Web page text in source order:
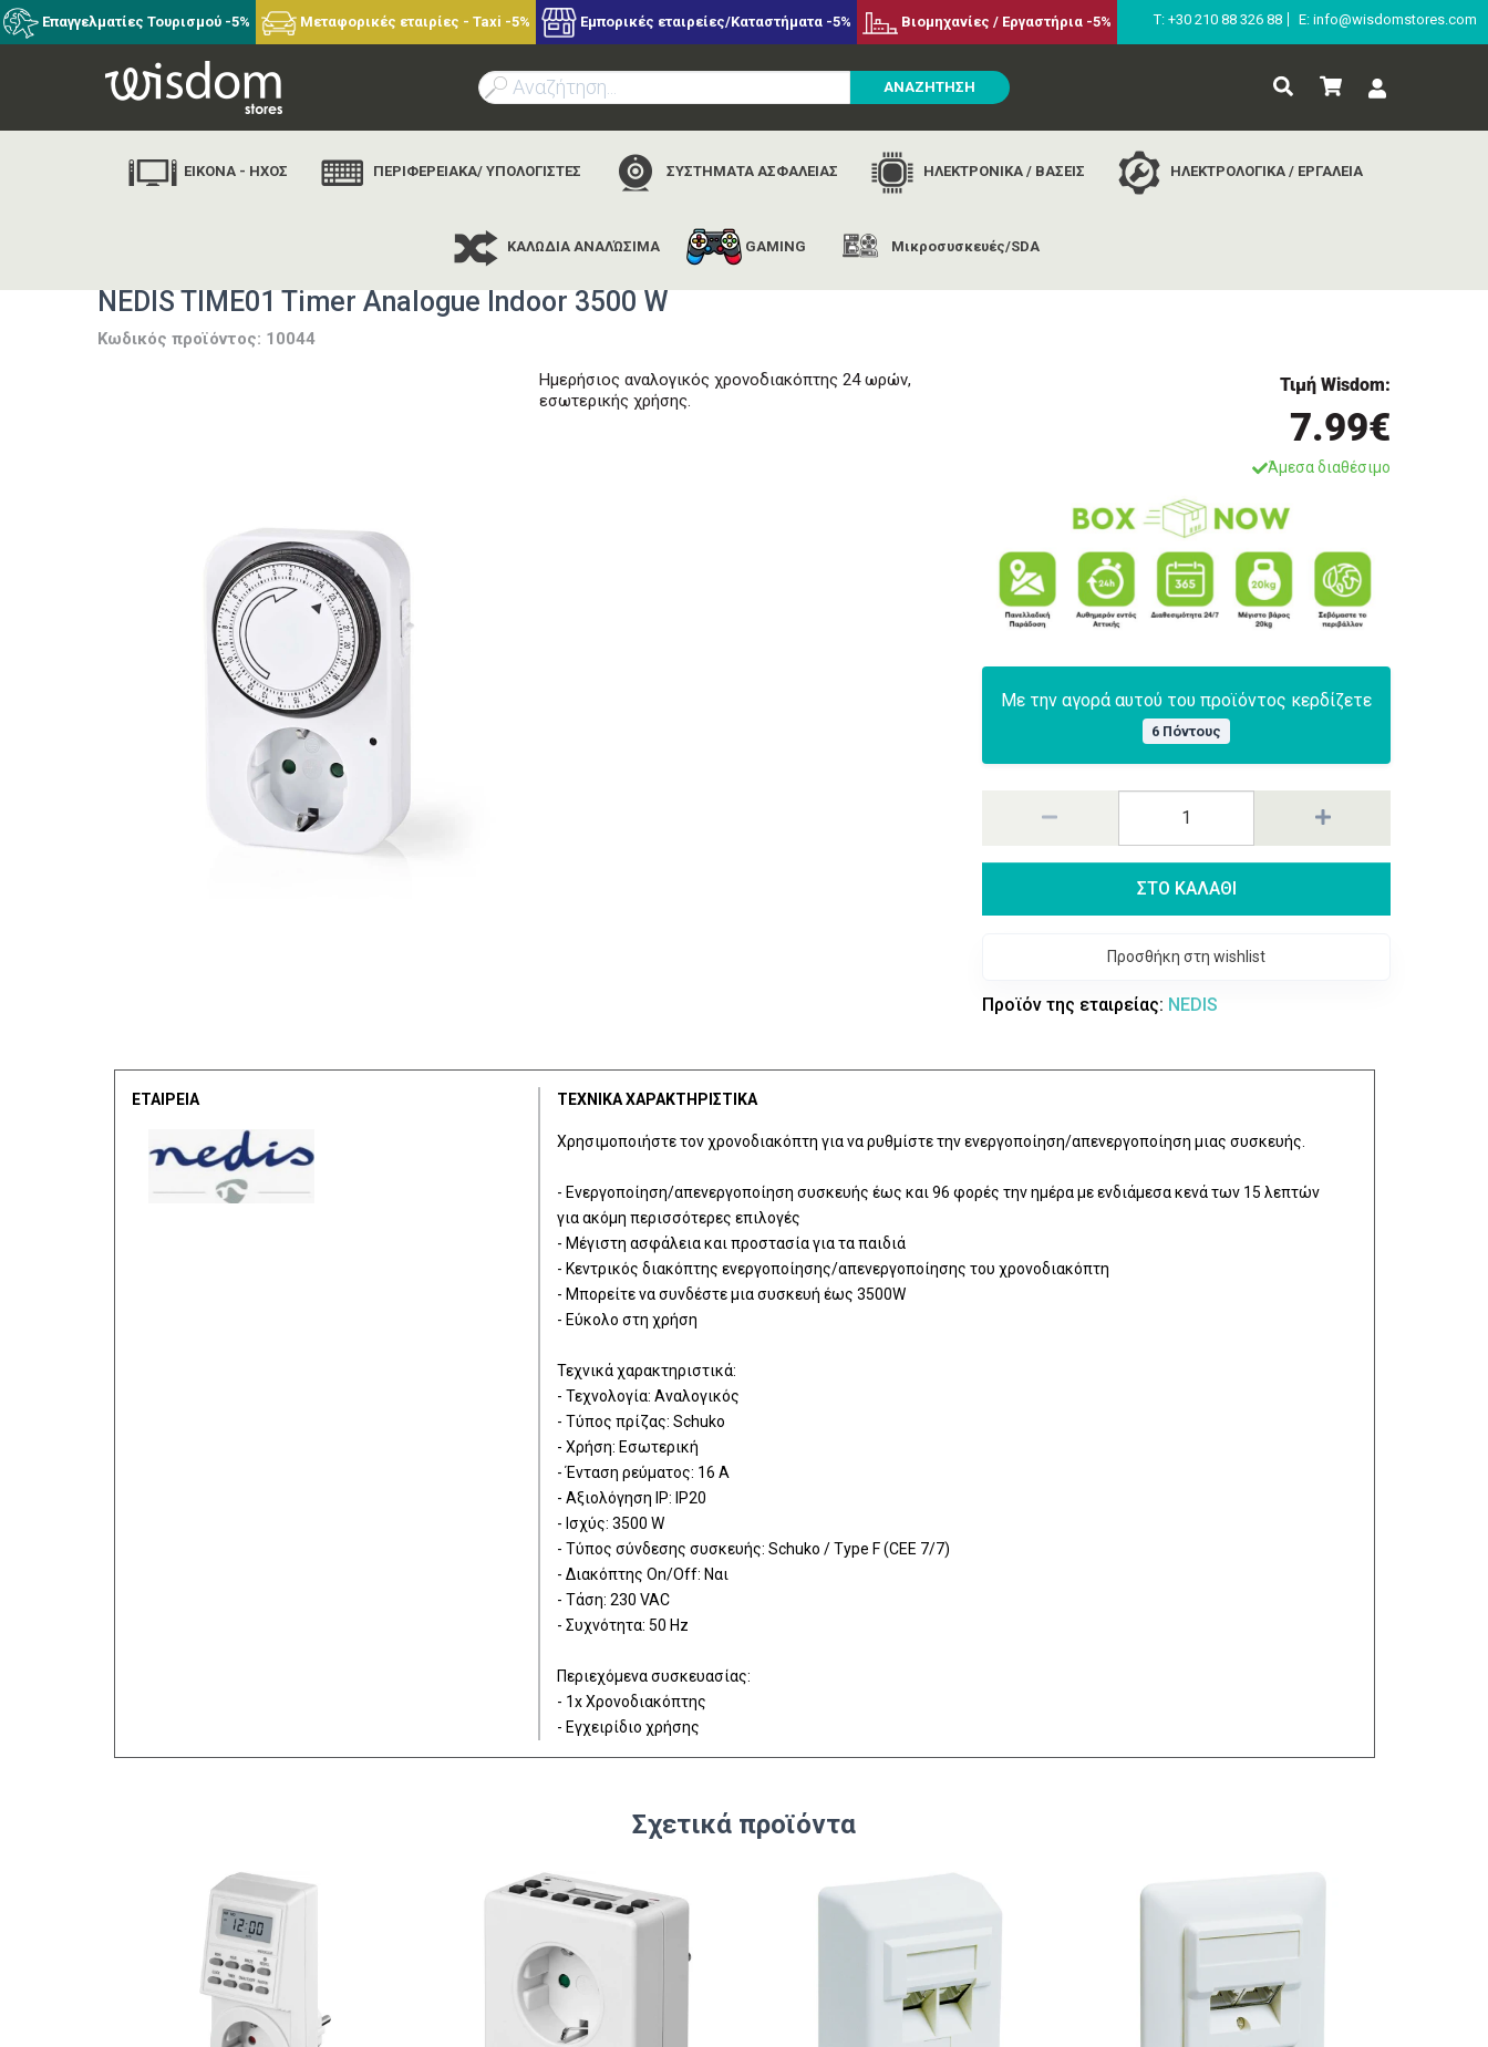
Επαγγελματίες Τουρισμού -5% Μεταφορικές εταιρίες - Taxi -5% Εμπορικές εταιρείες/Καταστήματα -5% Βιομηχανίες / Εργαστήρια -5% Τ: +30 210 88 326 88 E: info@wisdomstores.com
ΑΝΑΖΗΤΗΣΗ
ΕΙΚΟΝΑ - ΗΧΟΣ ΠΕΡΙΦΕΡΕΙΑΚΑ/ ΥΠΟΛΟΓΙΣΤΕΣ ΣΥΣΤΗΜΑΤΑ ΑΣΦΑΛΕΙΑΣ ΗΛΕΚΤΡΟΝΙΚΑ / ΒΑΣΕΙΣ ΗΛΕΚΤΡΟΛΟΓΙΚΑ / ΕΡΓΑΛΕΙΑ
ΚΑΛΩΔΙΑ ΑΝΑΛΏΣΙΜΑ GAMING Μικροσυσκευές/SDA
αρχική εταιρίες nedis nedis time01 timer analogue indoor 3500 w
NEDIS TIME01 Timer Analogue Indoor 3500 W
Κωδικός προϊόντος: 10044
Ημερήσιος αναλογικός χρονοδιακόπτης 24 ωρών,
εσωτερικής χρήσης.
Τιμή Wisdom:
7.99€
Άμεσα διαθέσιμο
Με την αγορά αυτού του προϊόντος κερδίζετε
6 Πόντους
ΣΤΟ ΚΑΛΑΘΙ
Προσθήκη στη wishlist
Προϊόν της εταιρείας: NEDIS
ΕΤΑΙΡΕΙΑ ΤΕΧΝΙΚΑ ΧΑΡΑΚΤΗΡΙΣΤΙΚΑ
Χρησιμοποιήστε τον χρονοδιακόπτη για να ρυθμίστε την ενεργοποίηση/απενεργοποίηση μιας συσκευής.
- Ενεργοποίηση/απενεργοποίηση συσκευής έως και 96 φορές την ημέρα με ενδιάμεσα κενά των 15 λεπτών
για ακόμη περισσότερες επιλογές
- Μέγιστη ασφάλεια και προστασία για τα παιδιά
- Κεντρικός διακόπτης ενεργοποίησης/απενεργοποίησης του χρονοδιακόπτη
- Μπορείτε να συνδέστε μια συσκευή έως 3500W
- Εύκολο στη χρήση
Τεχνικά χαρακτηριστικά:
- Τεχνολογία: Αναλογικός
- Τύπος πρίζας: Schuko
- Χρήση: Εσωτερική
- Ένταση ρεύματος: 16 A
- Αξιολόγηση IP: IP20
- Ισχύς: 3500 W
- Τύπος σύνδεσης συσκευής: Schuko / Type F (CEE 7/7)
- Διακόπτης On/Off: Ναι
- Τάση: 230 VAC
- Συχνότητα: 50 Hz
Περιεχόμενα συσκευασίας:
- 1x Χρονοδιακόπτης
- Εγχειρίδιο χρήσης
Σχετικά προϊόντα